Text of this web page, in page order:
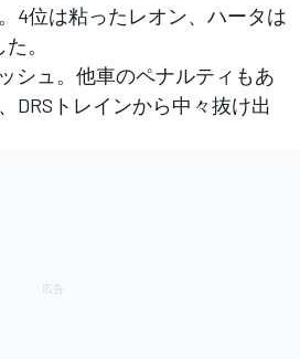
4位は粘ったレオン、ハータは
。
シュ。他車のペナルティもあ
DRSトレインから中々抜け出